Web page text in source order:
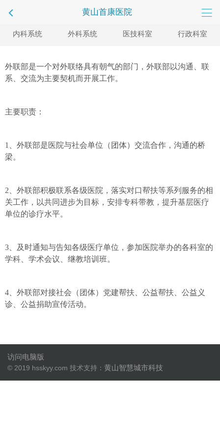
黄山首康医院
内科系统 外科系统 医技科室 行政科室
外联部是一个对外联络具有朝气的部门，外联部以沟通、联
系、交流为主要契机而开展工作。
主要职责：
1、外联部是医院与社会单位（团体）交流合作，沟通的桥
梁。
2、外联部积极联系各级医院，落实对口帮扶等系列服务的相
关工作，以共同进步为目标，安排专科带教，提升基层医疗
单位的诊疗水平。
3、及时通知与告知各级医疗单位，参加医院举办的各科室的
学科、学术会议、继教培训班。
4、外联部对接社会（团体）党建帮扶、公益帮扶、公益义
诊、公益捐助宣传活动。
访问电脑版
© 2019 hsskyy.com 技术支持： 黄山智慧城市科技